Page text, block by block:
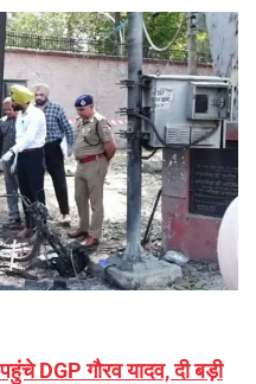
DGP गौरव यादव, दी बड़ी